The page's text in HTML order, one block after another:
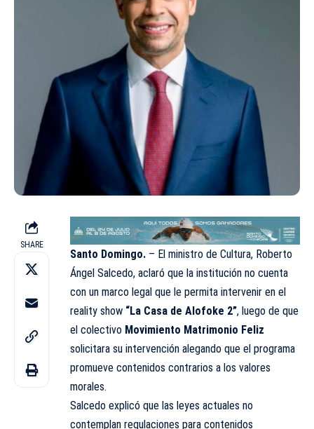
SHARE
Santo Domingo. – El ministro de Cultura, Roberto
Ángel Salcedo, aclaró que la institución no cuenta
con un marco legal que le permita intervenir en el
reality show “La Casa de Alofoke 2”, luego de que
el colectivo Movimiento Matrimonio Feliz
solicitara su intervención alegando que el programa
promueve contenidos contrarios a los valores
morales.
Salcedo explicó que las leyes actuales no
contemplan regulaciones para contenidos